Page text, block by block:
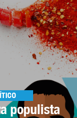
populista